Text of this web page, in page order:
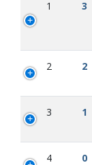
1
3
2 2
3 1
4 0